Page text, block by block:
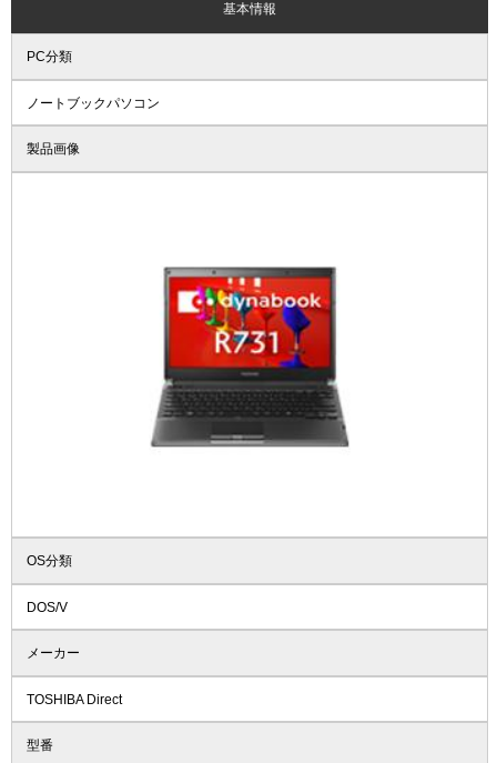
基本情報
PC分類
ノートブックパソコン
製品画像
OS分類
DOS/V
メーカー
TOSHIBA Direct
型番